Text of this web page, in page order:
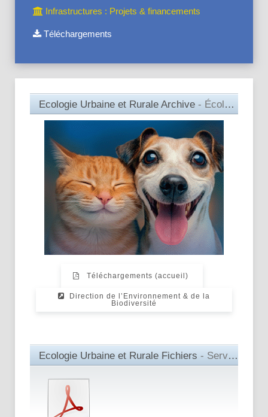
Infrastructures : Projets & financements
Téléchargements
Ecologie Urbaine et Rurale Archive - Écologie Urbaine et Rurale
Téléchargements (accueil)
Direction de l’Environnement & de la
Biodiversité
Ecologie Urbaine et Rurale Fichiers - Service Ecologie Urbaine et Rurale